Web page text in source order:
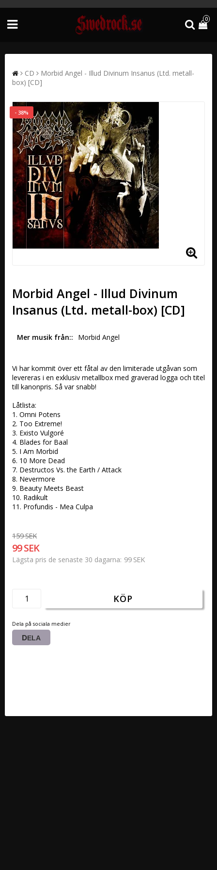
0
CD
Morbid Angel - Illud Divinum Insanus (Ltd. metall-
box) [CD]
- 38%
Morbid Angel - Illud Divinum
Insanus (Ltd. metall-box) [CD]
Mer musik från: Morbid Angel
Vi har kommit över ett fåtal av den limiterade utgåvan som
levereras i en exklusiv metallbox med graverad logga och titel
till kanonpris. Så var snabb!
Låtlista:
1. Omni Potens
2. Too Extreme!
3. Existo Vulgoré
4. Blades for Baal
5. I Am Morbid
6. 10 More Dead
7. Destructos Vs. the Earth / Attack
8. Nevermore
9. Beauty Meets Beast
10. Radikult
11. Profundis - Mea Culpa
159 SEK
99 SEK
Lägsta pris de senaste 30 dagarna 99 SEK
KÖP
Dela på sociala medier
DELA